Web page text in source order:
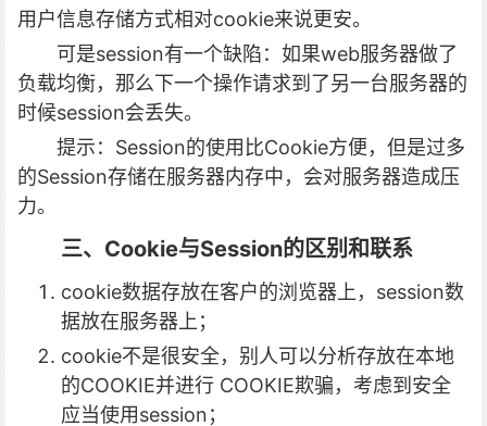
用户信息存储方式相对cookie来说更安。
可是session有一个缺陷：如果web服务器做了
负载均衡，那么下一个操作请求到了另一台服务器的
时候session会丢失。
提示：Session的使用比Cookie方便，但是过多
的Session存储在服务器内存中，会对服务器造成压
力。
三、Cookie与Session的区别和联系
cookie数据存放在客户的浏览器上，session数
据放在服务器上；
cookie不是很安全，别人可以分析存放在本地
的COOKIE并进行 COOKIE欺骗，考虑到安全
应当使用session；